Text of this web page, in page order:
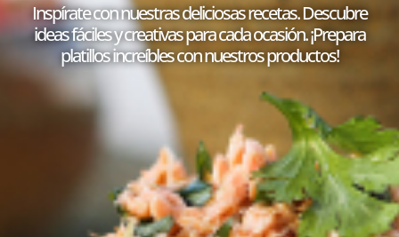
Inspírate con nuestras deliciosas recetas. Descubre
ideas fáciles y creativas para cada ocasión. ¡Prepara
platillos increíbles con nuestros productos!